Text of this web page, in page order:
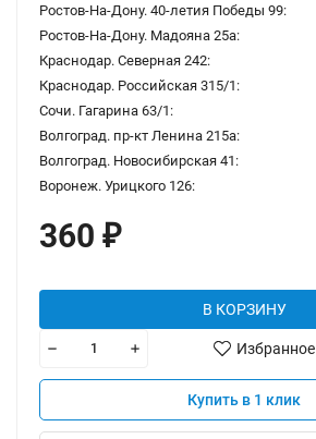
Ростов-На-Дону. 40-летия Победы 99:
Ростов-На-Дону. Мадояна 25а:
Краснодар. Северная 242:
Краснодар. Российская 315/1:
Сочи. Гагарина 63/1:
Волгоград. пр-кт Ленина 215а:
Волгоград. Новосибирская 41:
Воронеж. Урицкого 126:
360 ₽
В КОРЗИНУ
Избранное
Купить в 1 клик